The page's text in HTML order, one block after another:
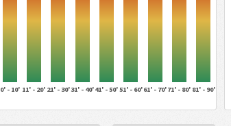
0' - 10' 11' - 20' 21' - 30'31' - 40'41' - 50'51' - 60'61' - 70'71' - 80' 81' - 90'